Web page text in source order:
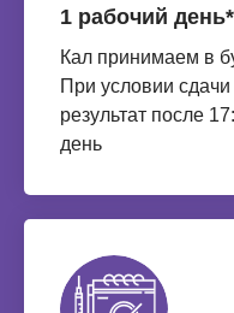
1 рабочий день*
Кал принимаем в
При условии
результат после
день